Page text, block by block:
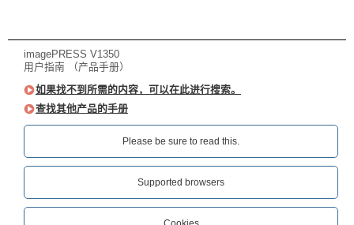
imagePRESS V1350
用户指南 （产品手册）
如果找不到所需的内容，可以在此进行搜索。
查找其他产品的手册
Please be sure to read this.‎
Supported browsers